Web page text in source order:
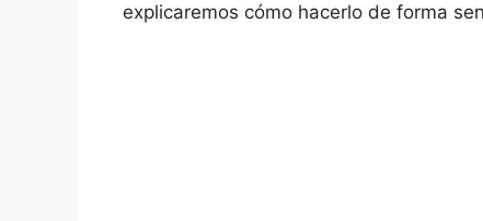
explicaremos cómo hacerlo de forma